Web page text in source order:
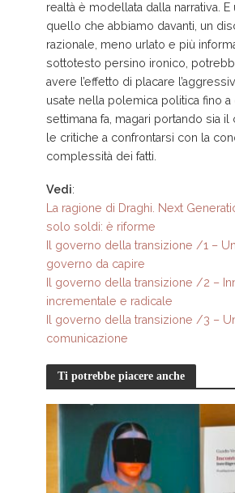
realtà è modellata dalla narrativa.
quello che abbiamo davanti, un
razionale, meno urlato e più
sottotesto persino ironico,
avere l’effetto di placare
usate nella polemica politica fino a
settimana fa, magari portando sia
le critiche a confrontarsi con la
complessità dei fatti.
Vedi:
La ragione di Draghi. Next
solo soldi: è riforme
Il governo della transizione /1 –
governo da capire
Il governo della transizione /2 –
incrementale e radicale
Il governo della transizione /3 –
comunicazione
Ti potrebbe piacere anche